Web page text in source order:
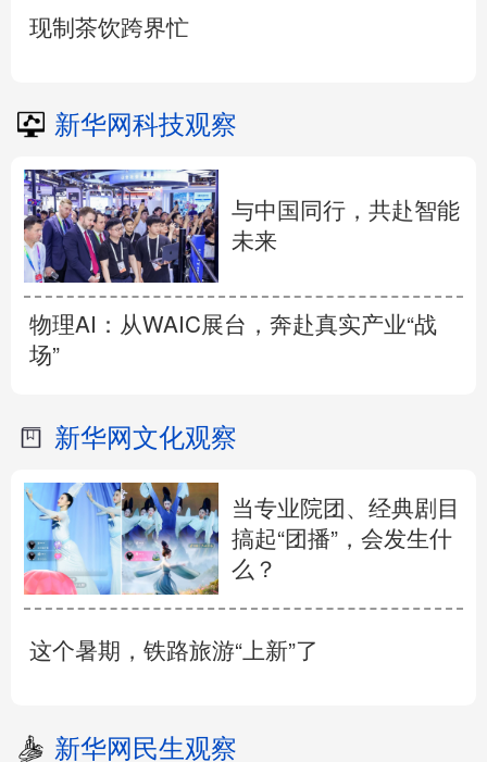
现制茶饮跨界忙
新华网科技观察
与中国同行，共赴智能
未来
物理AI：从WAIC展台，奔赴真实产业“战
场”
新华网文化观察
当专业院团、经典剧目
搞起“团播”，会发生什
么？
这个暑期，铁路旅游“上新”了
新华网民生观察